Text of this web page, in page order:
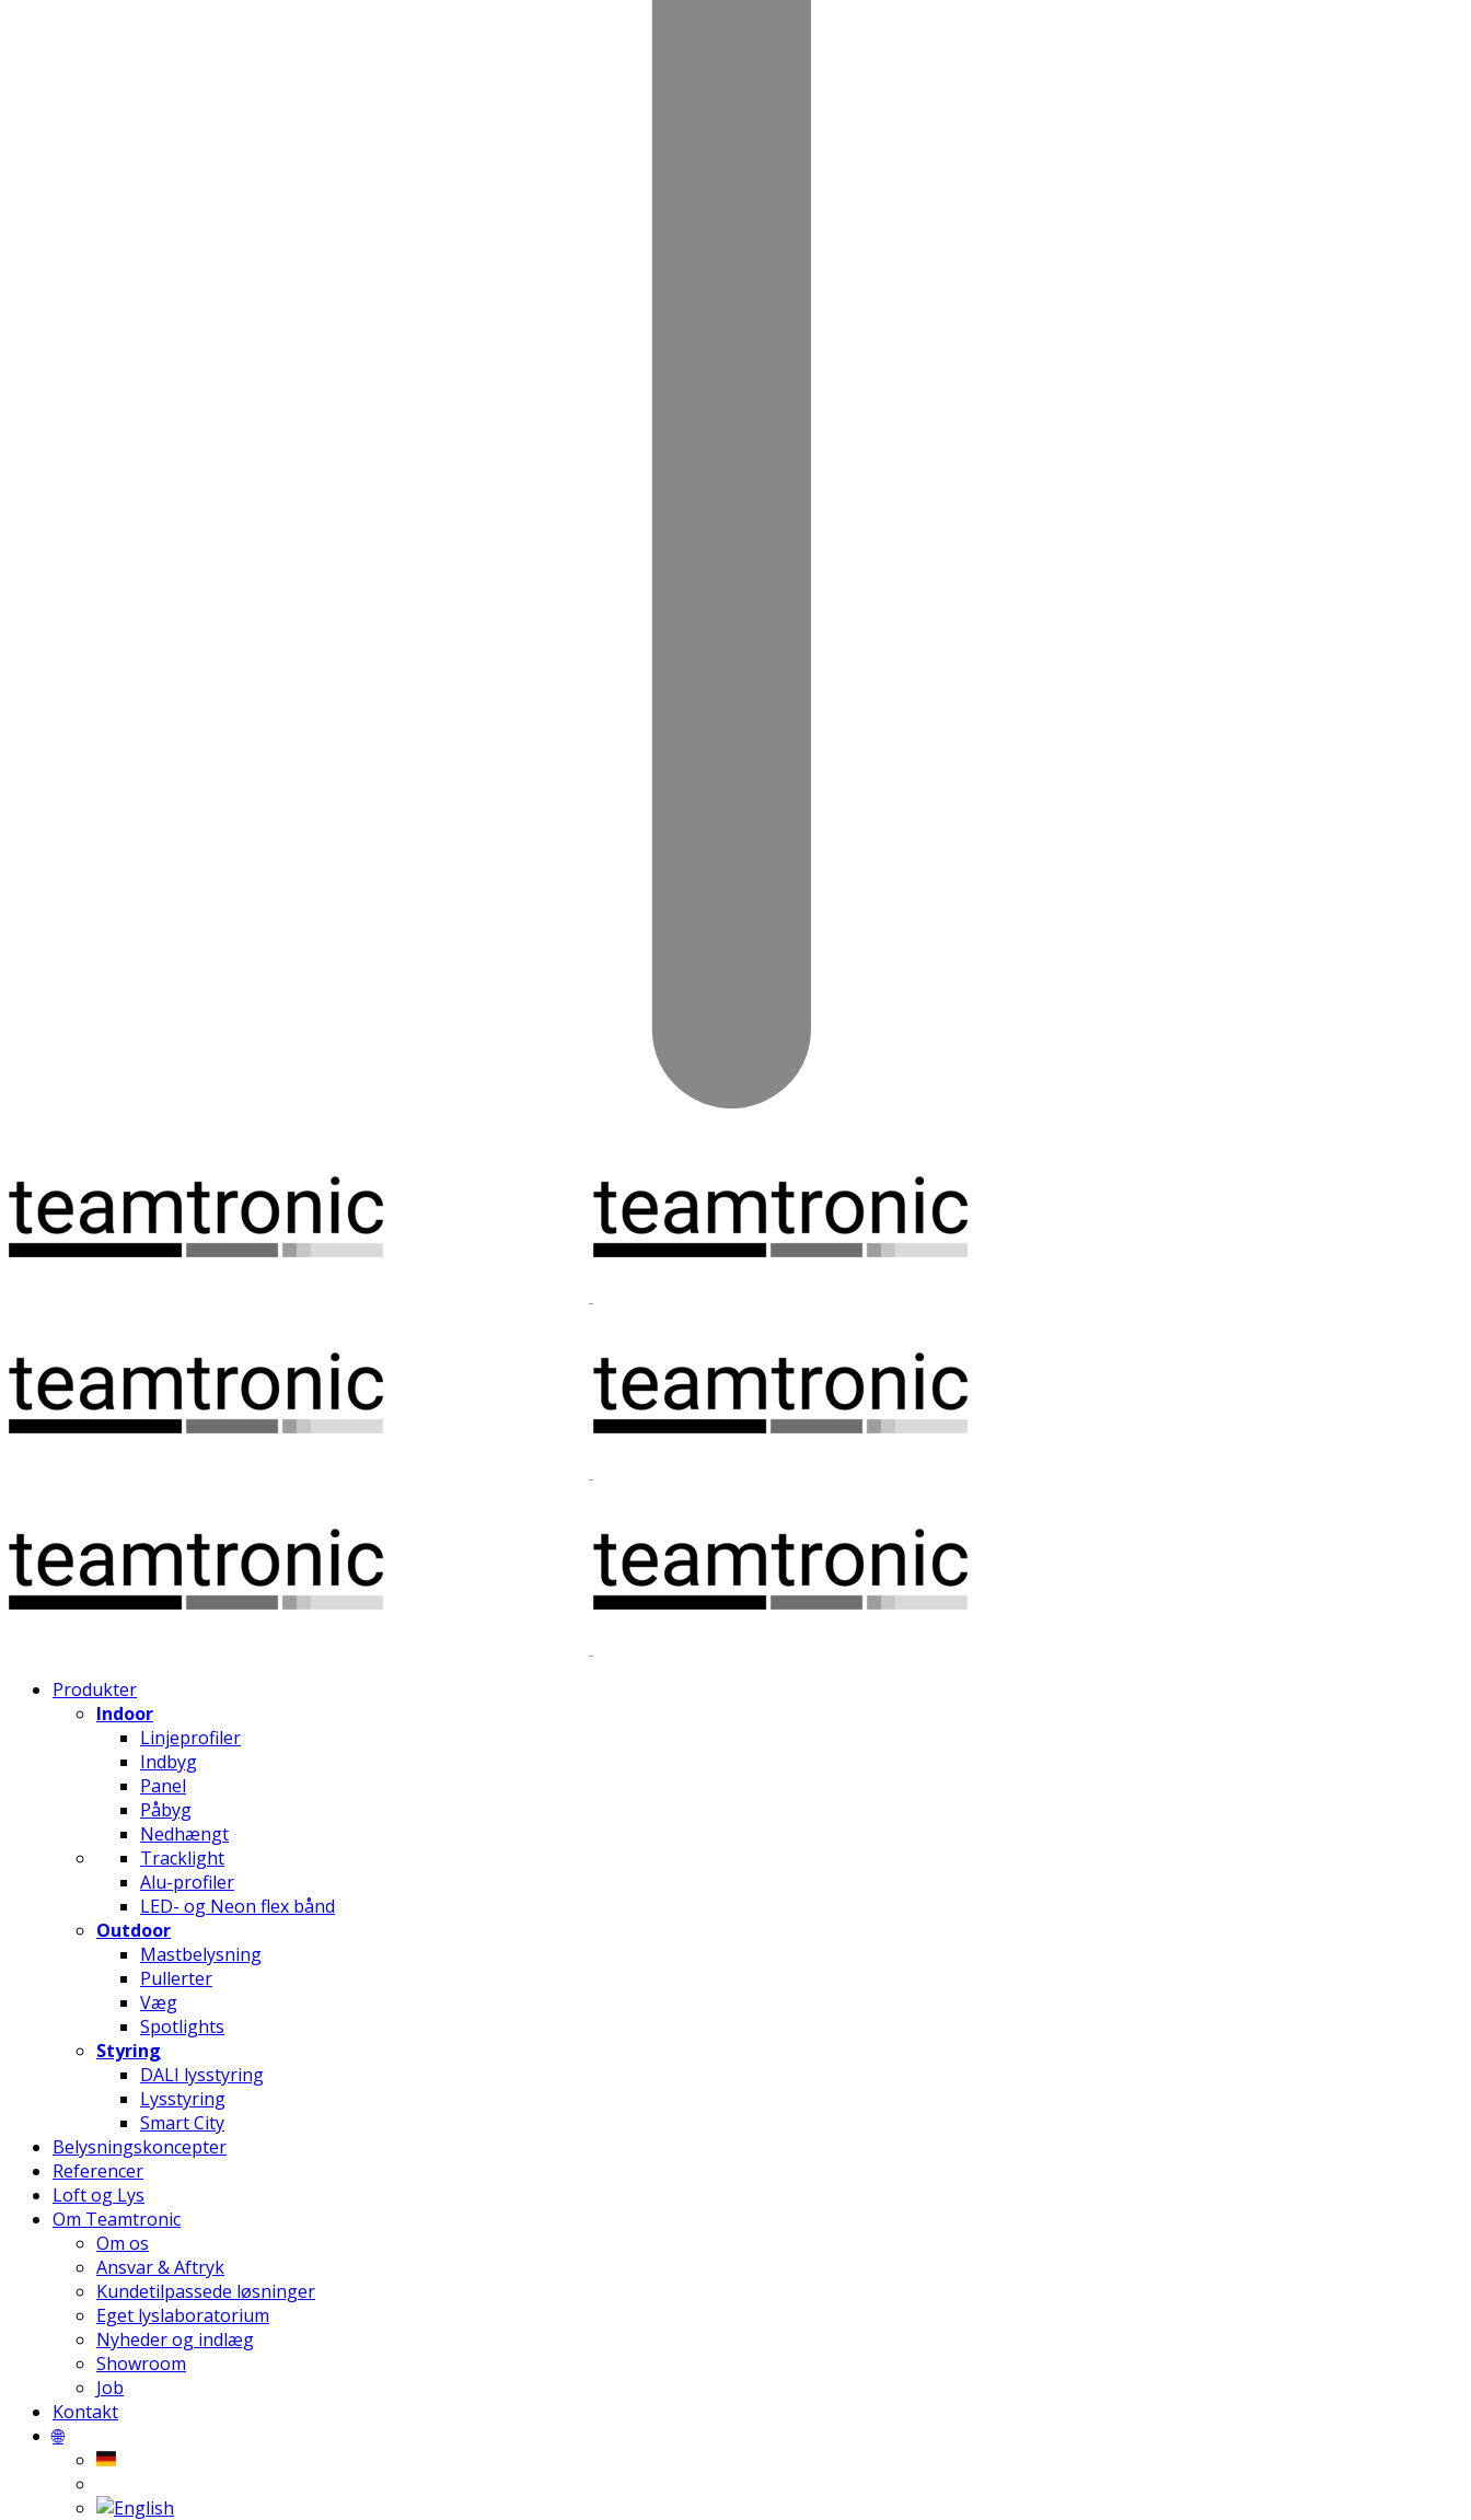
indhold
Produkter
Indoor
Linjeprofiler
Indbyg
Panel
Påbyg
Nedhængt
Tracklight
Alu-profiler
LED- og Neon flex bånd
Outdoor
Mastbelysning
Pullerter
Væg
Spotlights
Styring
DALI lysstyring
Lysstyring
Smart City
Belysningskoncepter
Referencer
Loft og Lys
Om Teamtronic
Om os
Ansvar & Aftryk
Kundetilpassede løsninger
Eget lyslaboratorium
Nyheder og indlæg
Showroom
Job
Kontakt
🌐